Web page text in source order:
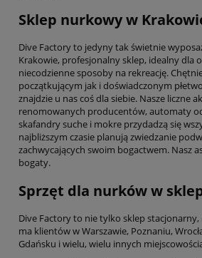
Sklep nurkowy w
Dive Factory to jedyny tak świetnie
Krakowie, profesjonalny sklep, idealny dla
niecodzienne sposoby na rekreację.
początkującym jak i doświadczonym
znajdzie u nas coś dla siebie. Nasze liczne
renomowanych producentów, automaty
skafandry suche i mokre przydadzą się
najbliższym czasie planują zwiedzanie
zachwycających swoim bogactwem. Nasz
bogaty.
Sprzęt dla nurków w
Dive Factory to nie tylko sklep
ma klientów w Warszawie, Poznaniu,
Gdańsku i wielu, wielu innych